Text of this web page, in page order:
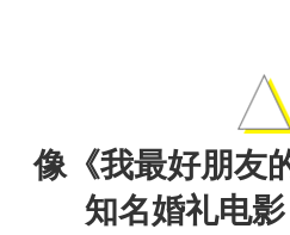
像《我最好朋友
知名婚礼电